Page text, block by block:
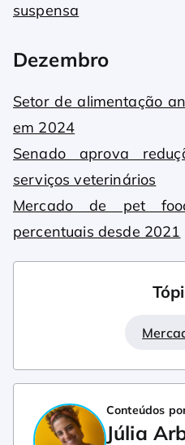
suspensa
Dezembro
Setor de alimentação
em 2024
Senado aprova
serviços veterinários
Mercado de pet
percentuais desde 2021
Conteúdos
Júlia